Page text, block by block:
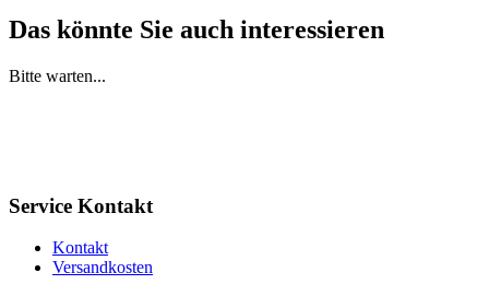
Das könnte Sie auch interessieren
Bitte warten...
Service Kontakt
Kontakt
Versandkosten